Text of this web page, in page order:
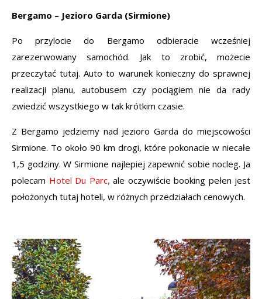
Bergamo – Jezioro Garda (Sirmione)
Po przylocie do Bergamo odbieracie wcześniej
zarezerwowany samochód. Jak to zrobić, możecie
przeczytać tutaj. Auto to warunek konieczny do sprawnej
realizacji planu, autobusem czy pociągiem nie da rady
zwiedzić wszystkiego w tak krótkim czasie.
Z Bergamo jedziemy nad jezioro Garda do miejscowości
Sirmione. To około 90 km drogi, które pokonacie w niecałe
1,5 godziny. W Sirmione najlepiej zapewnić sobie nocleg. Ja
polecam Hotel Du Parc, ale oczywiście booking pełen jest
położonych tutaj hoteli, w różnych przedziałach cenowych.